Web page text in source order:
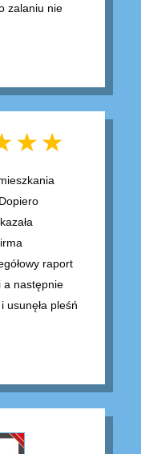
zalaniu nie
raport
a następnie
usunęła pleśń